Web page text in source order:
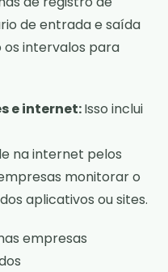
de entrada e saída
os intervalos para
e internet:Isso inclui
na internet pelos
monitorar o
aplicativos ou sites.
empresas